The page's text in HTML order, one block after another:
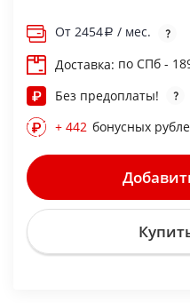
От 2454
/ мес.
Доставка: по СПб -
Без предоплаты!
+ 442 бонусных